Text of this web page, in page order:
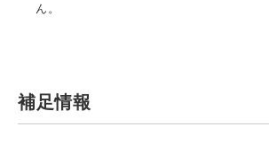
ん。
補足情報